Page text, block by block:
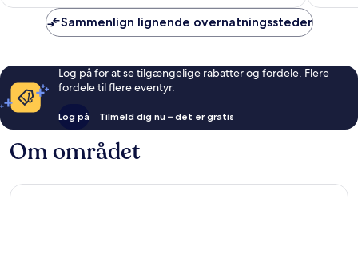
anmeldelser
Sammenlign lignende overnatningssteder
Log på for at se tilgængelige rabatter og fordele. Flere
fordele til flere eventyr.
Log på Tilmeld dig nu – det er gratis
Om området